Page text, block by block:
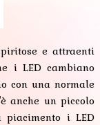
e attraenti
i LED cambiano
con una normale
anche un piccolo
piacimento i LED